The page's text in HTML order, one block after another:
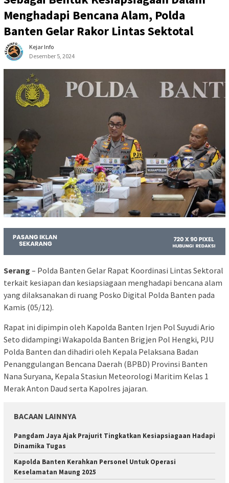
Menghadapi Bencana Alam, Polda
Banten Gelar Rakor Lintas Sektotal
Kejar Info
Desember 5, 2024
Serang – Polda Banten Gelar Rapat Koordinasi Lintas Sektoral
terkait kesiapan dan kesiapsiagaan menghadapi bencana alam
yang dilaksanakan di ruang Posko Digital Polda Banten pada
Kamis (05/12).
Rapat ini dipimpin oleh Kapolda Banten Irjen Pol Suyudi Ario
Seto didampingi Wakapolda Banten Brigjen Pol Hengki, PJU
Polda Banten dan dihadiri oleh Kepala Pelaksana Badan
Penanggulangan Bencana Daerah (BPBD) Provinsi Banten
Nana Suryana, Kepala Stasiun Meteorologi Maritim Kelas 1
Merak Anton Daud serta Kapolres jajaran.
BACAAN LAINNYA
Pangdam Jaya Ajak Prajurit Tingkatkan Kesiapsiagaan Hadapi
Dinamika Tugas
Kapolda Banten Kerahkan Personel Untuk Operasi
Keselamatan Maung 2025